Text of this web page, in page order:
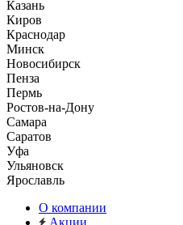
Казань
Киров
Краснодар
Минск
Новосибирск
Пенза
Пермь
Ростов-на-Дону
Самара
Саратов
Уфа
Ульяновск
Ярославль
О компании
Акции